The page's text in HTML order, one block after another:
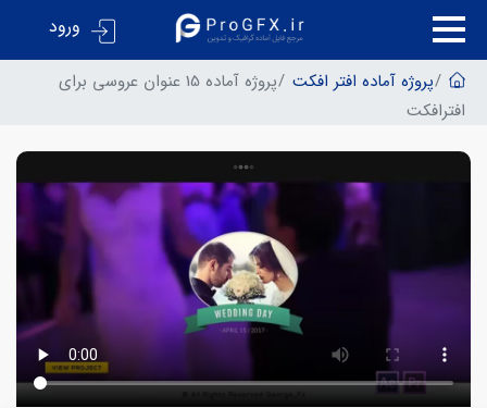
ورود
پروژه آماده افتر افکت
پروژه آماده 15 عنوان عروسی برای
افترافکت